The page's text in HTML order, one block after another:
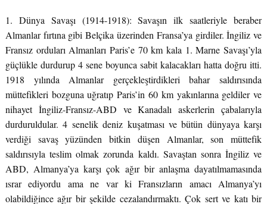
1. Dünya Savaşı (1914-1918): Savaşın ilk saatleriyle beraber
Almanlar fırtına gibi Belçika üzerinden Fransa’ya girdiler. İngiliz ve
Fransız orduları Almanları Paris’e 70 km kala 1. Marne Savaşı’yla
güçlükle durdurup 4 sene boyunca sabit kalacakları hatta doğru itti.
1918 yılında Almanlar gerçekleştirdikleri bahar saldırısında
müttefikleri bozguna uğratıp Paris’in 60 km yakınlarına geldiler ve
nihayet İngiliz-Fransız-ABD ve Kanadalı askerlerin çabalarıyla
durduruldular. 4 senelik deniz kuşatması ve bütün dünyaya karşı
verdiği savaş yüzünden bitkin düşen Almanlar, son müttefik
saldırısıyla teslim olmak zorunda kaldı. Savaştan sonra İngiliz ve
ABD, Almanya’ya karşı çok ağır bir anlaşma dayatılmamasında
ısrar ediyordu ama ne var ki Fransızların amacı Almanya’yı
olabildiğince ağır bir şekilde cezalandırmaktı. Çok sert ve katı bir